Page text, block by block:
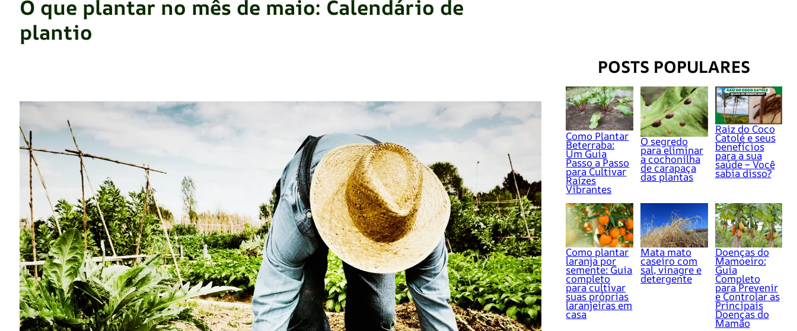
O que plantar no mês de maio: Calendário de
plantio
POSTS POPULARES
Como Plantar
Beterraba:
Um Guia
Passo a Passo
para Cultivar
Raízes
Vibrantes
O segredo
para eliminar
a cochonilha
de carapaça
das plantas
Raiz do Coco
Catolé e seus
benefícios
para a sua
saúde – Você
sabia disso?
Como plantar
laranja por
semente: Guia
completo
para cultivar
suas próprias
laranjeiras em
casa
Mata mato
caseiro com
sal, vinagre e
detergente
Doenças do
Mamoeiro:
Guia
Completo
para Prevenir
e Controlar as
Principais
Doenças do
Mamão